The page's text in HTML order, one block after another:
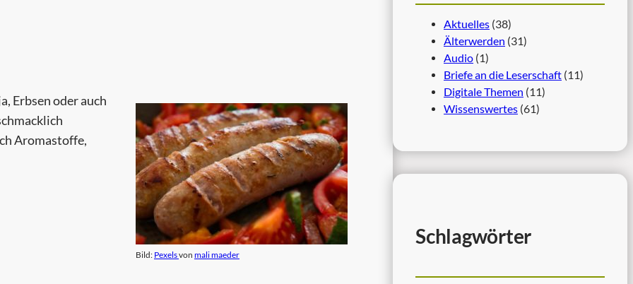
Bild: Pexelsvon mali maeder
Erbsen oder auch
Aromastoffe,
Aktuelles (38)
Älterwerden (31)
Audio (1)
Briefe an die Leserschaft (11)
Digitale Themen (11)
Wissenswertes (61)
Schlagwörter